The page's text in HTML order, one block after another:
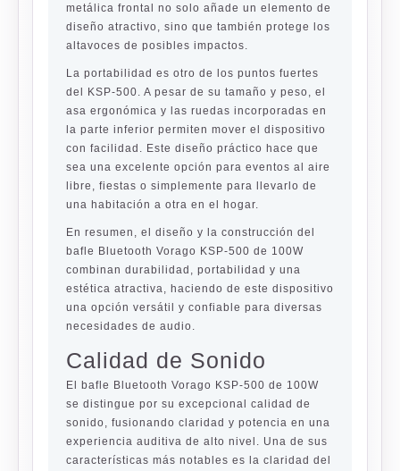
metálica frontal no solo añade un elemento de
diseño atractivo, sino que también protege los
altavoces de posibles impactos.
La portabilidad es otro de los puntos fuertes
del KSP-500. A pesar de su tamaño y peso, el
asa ergonómica y las ruedas incorporadas en
la parte inferior permiten mover el dispositivo
con facilidad. Este diseño práctico hace que
sea una excelente opción para eventos al aire
libre, fiestas o simplemente para llevarlo de
una habitación a otra en el hogar.
En resumen, el diseño y la construcción del
bafle Bluetooth Vorago KSP-500 de 100W
combinan durabilidad, portabilidad y una
estética atractiva, haciendo de este dispositivo
una opción versátil y confiable para diversas
necesidades de audio.
Calidad de Sonido
El bafle Bluetooth Vorago KSP-500 de 100W
se distingue por su excepcional calidad de
sonido, fusionando claridad y potencia en una
experiencia auditiva de alto nivel. Una de sus
características más notables es la claridad del